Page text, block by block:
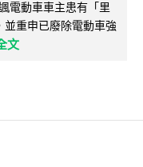
電動車車主患有「里
重申已廢除電動車強
文